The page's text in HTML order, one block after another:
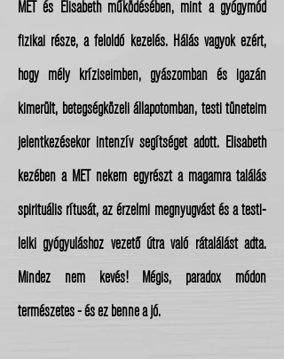
MET és Elisabeth működésében, mint a gyógymód
fizikai része, a feloldó kezelés. Hálás vagyok ezért,
hogy mély kríziseimben, gyászomban és igazán
kimerült, betegségközeli állapotomban, testi tüneteim
jelentkezésekor intenzív segítséget adott. Elisabeth
kezében a MET nekem egyrészt a magamra találás
spirituális rítusát, az érzelmi megnyugvást és a testi-
lelki gyógyuláshoz vezető útra való rátalálást adta.
Mindez nem kevés! Mégis, paradox módon
természetes - és ez benne a jó.